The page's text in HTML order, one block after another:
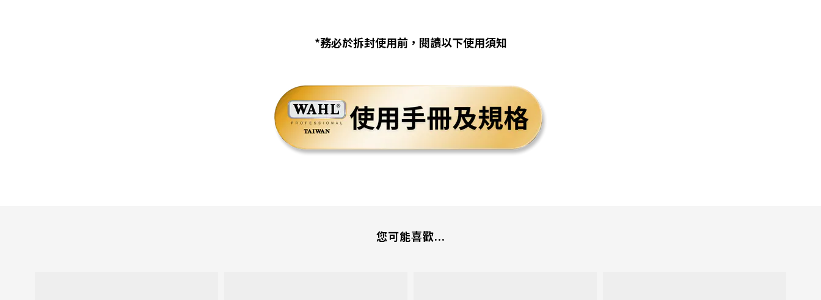
*務必於拆封使用前，閱讀以下使用須知
您可能喜歡...